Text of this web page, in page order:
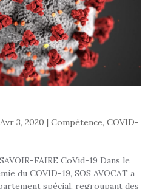
Avr 3, 2020 | Compétence, COVID-
FAIRE CoVid-19 Dans le
du COVID-19, SOS AVOCAT a
spécial, regroupant des